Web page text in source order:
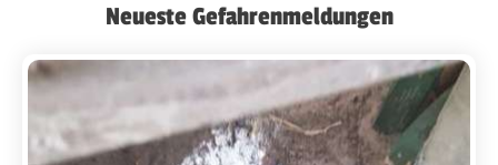
Neueste Gefahrenmeldungen